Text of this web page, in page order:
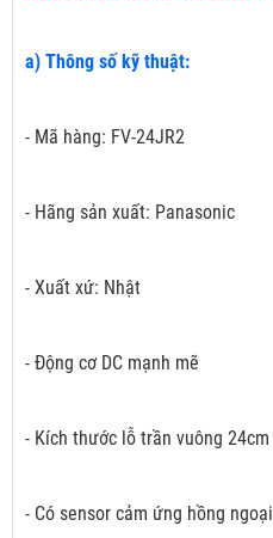
a) Thông số kỹ thuật:
- Mã hàng: FV-24JR2
- Hãng sản xuất: Panasonic
- Xuất xứ: Nhật
- Động cơ DC mạnh mẽ
- Kích thước lỗ trần vuông 24cm
- Có sensor cảm ứng hồng ngoại